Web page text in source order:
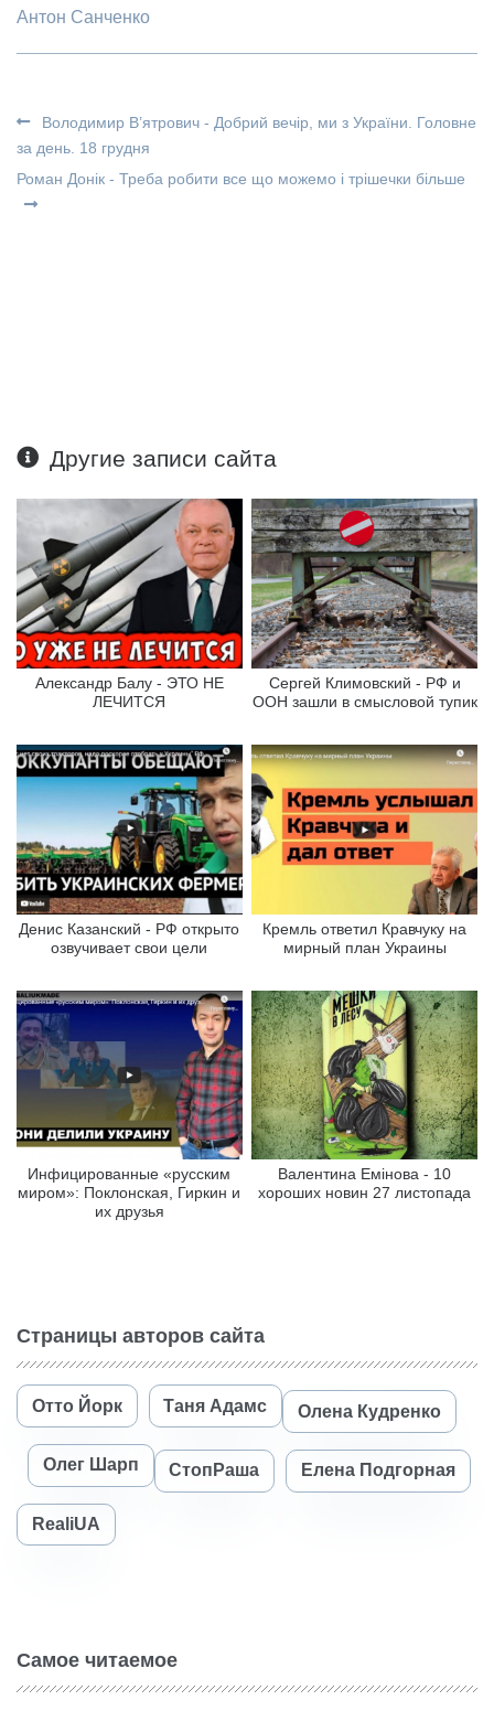
Антон Санченко
Володимир В’ятрович - Добрий вечір, ми з України. Головне
за день. 18 грудня
Роман Донік - Треба робити все що можемо і трішечки більше
Другие записи сайта
Александр Балу - ЭТО НЕ
ЛЕЧИТСЯ
Сергей Климовский - РФ и
ООН зашли в смысловой тупик
Денис Казанский - РФ открыто
озвучивает свои цели
Кремль ответил Кравчуку на
мирный план Украины
Инфицированные «русским
миром»: Поклонская, Гиркин и
их друзья
Валентина Емінова - 10
хороших новин 27 листопада
Страницы авторов сайта
Отто Йорк Таня Адамс Олена Кудренко
Олег Шарп СтопРаша Елена Подгорная
RealiUA
Самое читаемое